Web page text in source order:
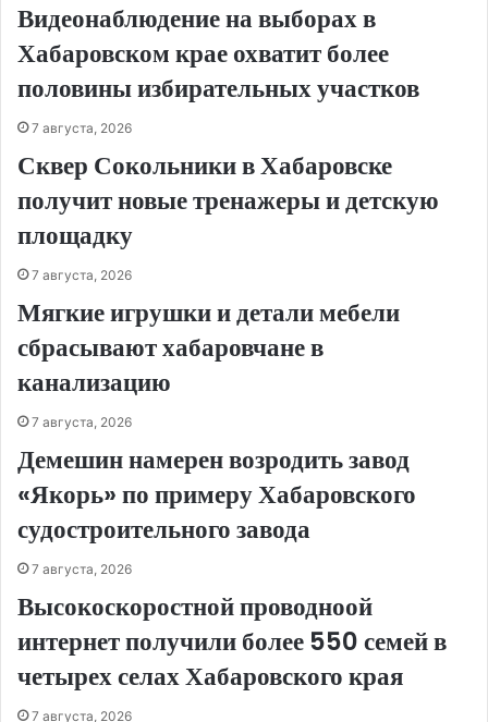
Видеонаблюдение на выборах в
Хабаровском крае охватит более
половины избирательных участков
7 августа, 2026
Сквер Сокольники в Хабаровске
получит новые тренажеры и детскую
площадку
7 августа, 2026
Мягкие игрушки и детали мебели
сбрасывают хабаровчане в
канализацию
7 августа, 2026
Демешин намерен возродить завод
«Якорь» по примеру Хабаровского
судостроительного завода
7 августа, 2026
Высокоскоростной проводноой
интернет получили более 550 семей в
четырех селах Хабаровского края
7 августа, 2026